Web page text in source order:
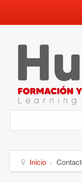
Youtube
WhatsApp
Academia
Inicio